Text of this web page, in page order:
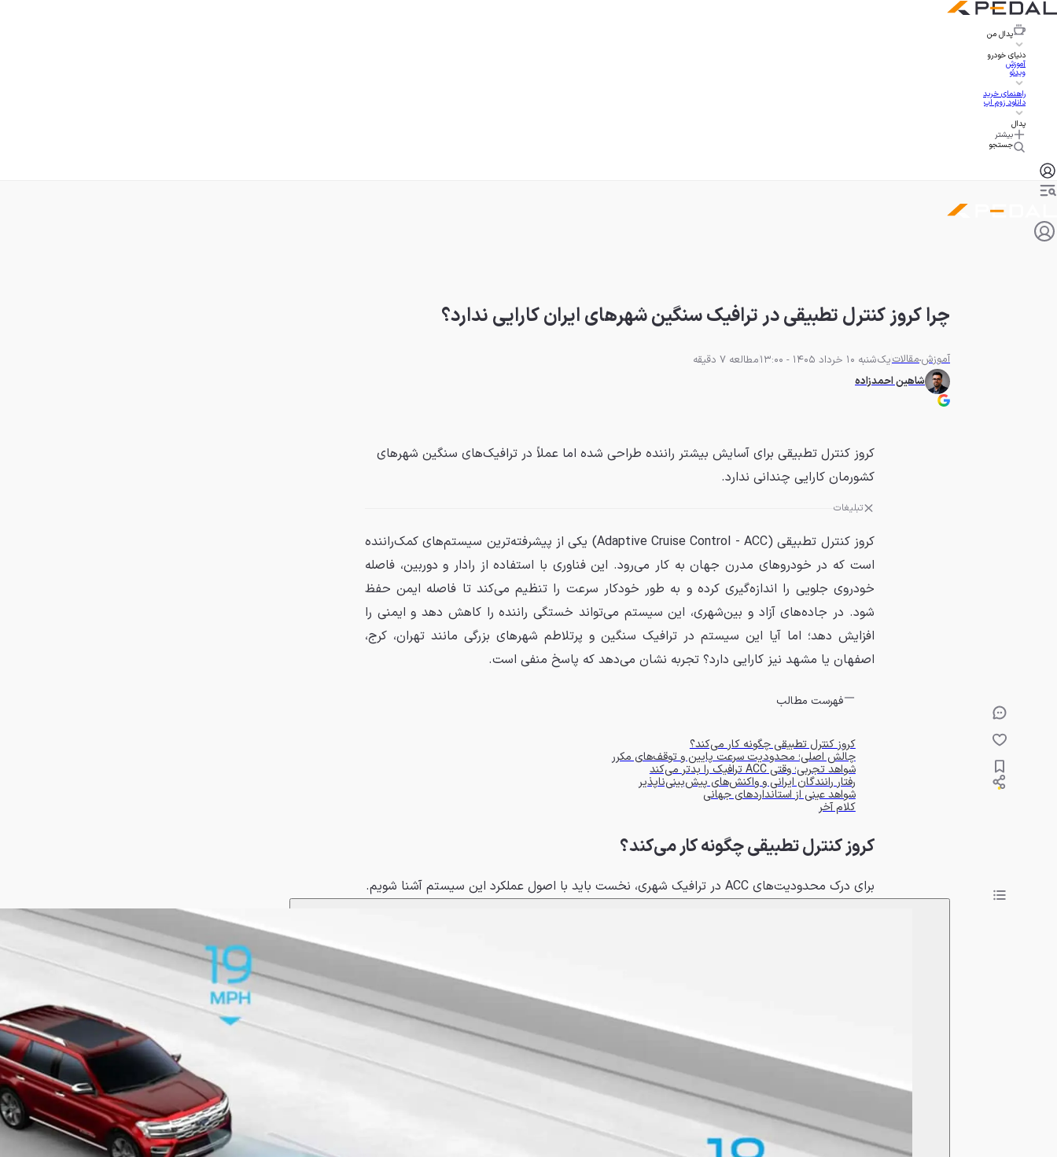
پدال من
دنیای خودرو
آموزش
ویدئو
راهنمای خرید
دانلود زوم اپ
پدال
بیشتر
جستجو
چرا کروز کنترل تطبیقی در ترافیک سنگین شهرهای ایران کارایی ندارد؟
آموزشمقالاتیک‌شنبه 10 خرداد 1405 - 13:00
مطالعه 7 دقیقه
شاهین احمدزاده
کروز کنترل تطبیقی برای آسایش بیشتر راننده طراحی شده اما عملاً در ترافیک‌های سنگین شهرهای
کشورمان کارایی چندانی ندارد.
تبلیغات
کروز کنترل تطبیقی (Adaptive Cruise Control - ACC) یکی از پیشرفته‌ترین سیستم‌های کمک‌راننده
است که در خودروهای مدرن جهان به کار می‌رود. این فناوری با استفاده از رادار و دوربین، فاصله
خودروی جلویی را اندازه‌گیری کرده و به طور خودکار سرعت را تنظیم می‌کند تا فاصله ایمن حفظ
شود. در جاده‌های آزاد و بین‌شهری، این سیستم می‌تواند خستگی راننده را کاهش دهد و ایمنی را
افزایش دهد؛ اما آیا این سیستم در ترافیک سنگین و پرتلاطم شهرهای بزرگی مانند تهران، کرج،
اصفهان یا مشهد نیز کارایی دارد؟ تجربه نشان می‌دهد که پاسخ منفی است.
فهرست مطالب
کروز کنترل تطبیقی چگونه کار می‌کند؟
چالش اصلی؛ محدودیت سرعت پایین و توقف‌های مکرر
شواهد تجربی؛ وقتی ACC ترافیک را بدتر می‌کند
رفتار رانندگان ایرانی و واکنش‌های پیش‌بینی‌ناپذیر
شواهد عینی از استانداردهای جهانی
کلام آخر
کروز کنترل تطبیقی چگونه کار می‌کند؟
برای درک محدودیت‌های ACC در ترافیک شهری، نخست باید با اصول عملکرد این سیستم آشنا شویم.